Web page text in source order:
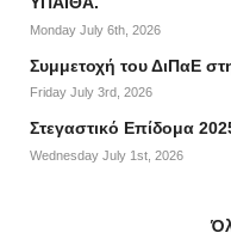
Monday July 6th, 2026
Συμμετοχή του ΔιΠαΕ
Friday July 3rd, 2026
Στεγαστικό Επίδομα
Wednesday July 1st, 2026